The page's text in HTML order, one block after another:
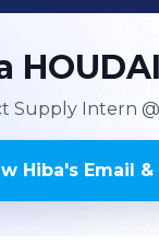
Supply Intern
Hiba's Email